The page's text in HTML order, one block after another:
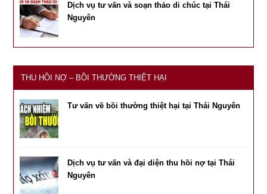
Dịch vụ tư vấn và soạn thảo di chúc tại Thái
Nguyên
THU HỒI NỢ – BỒI THƯỜNG THIỆT HẠI
Tư vấn về bồi thường thiệt hại tại Thái Nguyên
Dịch vụ tư vấn và đại diện thu hồi nợ tại Thái
Nguyên